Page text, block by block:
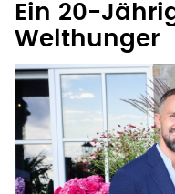
Ein 20-
Welthunger